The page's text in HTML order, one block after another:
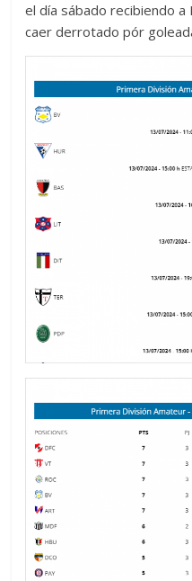
el día sábado recibiendo
caer derrotado pór